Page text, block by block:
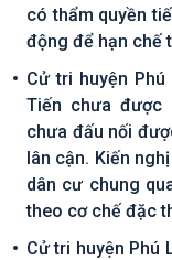
có thẩm quyền
động để hạn chế
Cử tri huyện
Tiến chưa được
chưa đấu nối
lân cận. Kiến
dân cư chung
theo cơ chế đặc
Cử tri huyện Phú